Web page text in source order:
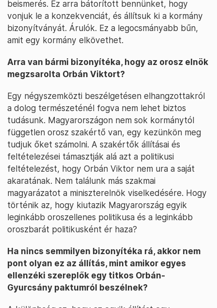
beismerés. Ez arra bátorított bennünket, hogy
vonjuk le a konzekvenciát, és állítsuk ki a kormány
bizonyítványát. Árulók. Ez a legocsmányabb bűn,
amit egy kormány elkövethet.
Arra van bármi bizonyítéka, hogy az orosz elnök
megzsarolta Orbán Viktort?
Egy négyszemközti beszélgetésen elhangzottakról
a dolog természeténél fogva nem lehet biztos
tudásunk. Magyarországon nem sok kormánytól
független orosz szakértő van, egy kezünkön meg
tudjuk őket számolni. A szakértők állításai és
feltételezései támasztják alá azt a politikusi
feltételezést, hogy Orbán Viktor nem ura a saját
akaratának. Nem találunk más szakmai
magyarázatot a miniszterelnök viselkedésére. Hogy
történik az, hogy kiutazik Magyarország egyik
leginkább oroszellenes politikusa és a leginkább
oroszbarát politikusként ér haza?
Ha nincs semmilyen bizonyítéka rá, akkor nem
pont olyan ez az állítás, mint amikor egyes
ellenzéki szereplők egy titkos Orbán-
Gyurcsány paktumról beszélnek?